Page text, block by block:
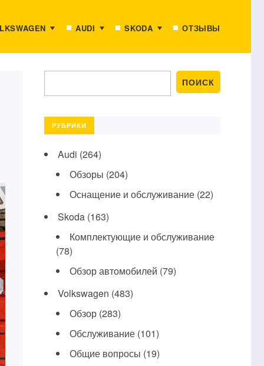
AUDI SKODA ОТЗЫВЫ
РУБРИКИ
Audi (264)
Обзоры (204)
Оснащение и обслуживание(22)
Skoda(163)
Комплектующие и обслуживание
(78)
Обзор автомобилей (79)
Volkswagen (483)
Обзор(283)
Обслуживание(101)
Общие вопросы (19)